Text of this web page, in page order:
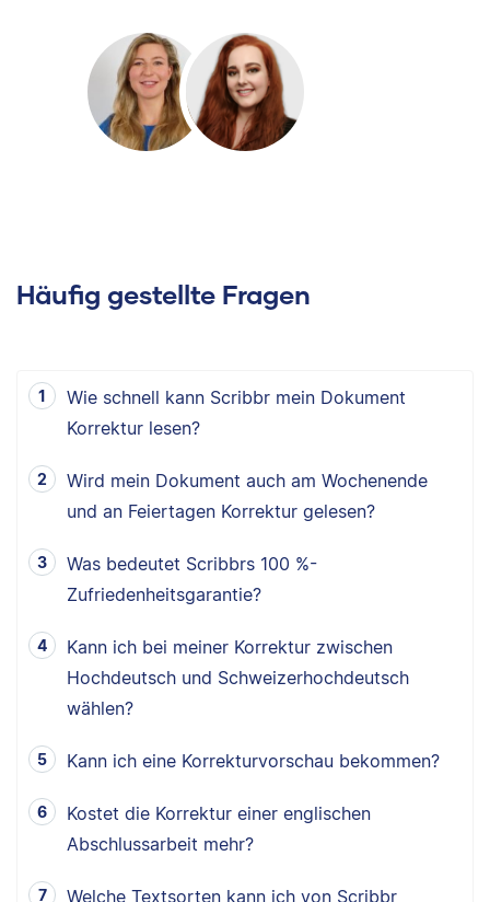
Häufig gestellte Fragen
Wie schnell kann Scribbr mein Dokument
Korrektur lesen?
Wird mein Dokument auch am Wochenende
und an Feiertagen Korrektur gelesen?
Was bedeutet Scribbrs 100 %-
Zufriedenheitsgarantie?
Kann ich bei meiner Korrektur zwischen
Hochdeutsch und Schweizerhochdeutsch
wählen?
Kann ich eine Korrekturvorschau bekommen?
Kostet die Korrektur einer englischen
Abschlussarbeit mehr?
Welche Textsorten kann ich von Scribbr